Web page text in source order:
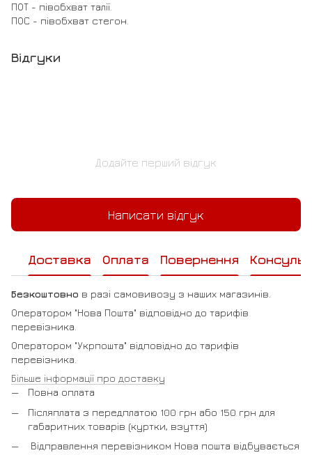
ПОТ - півобхват талії.
ПОС - півобхват стегон.
Відгуки
Додайте перший відгук
Написати відгук
Доставка Оплата Повернення
Безкоштовно в разі самовивозу з наших магазинів.
Оператором "Нова Пошта" відповідно до тарифів
перевізника.
Оператором "Укрпошта" відповідно до тарифів
перевізника.
Більше інформації про доставку
Повна оплата
Післяплата з передплатою 100 грн або 150 грн для
габаритних товарів (куртки, взуття)
Відправлення перевізником Нова пошта відбувається